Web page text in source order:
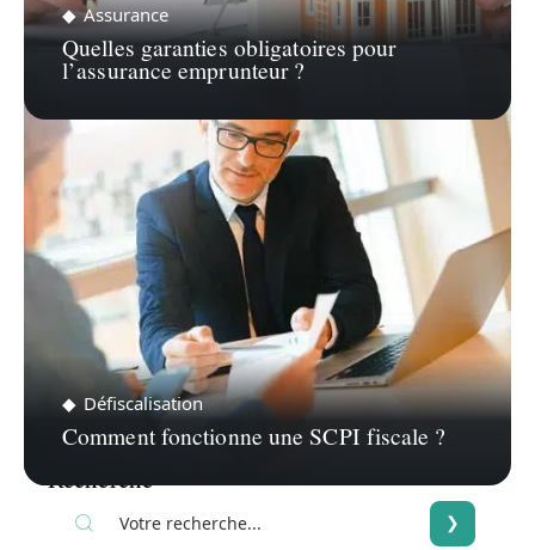
Assurance
Quelles garanties obligatoires pour
l’assurance emprunteur ?
Défiscalisation
Comment fonctionne une SCPI fiscale ?
Recherche